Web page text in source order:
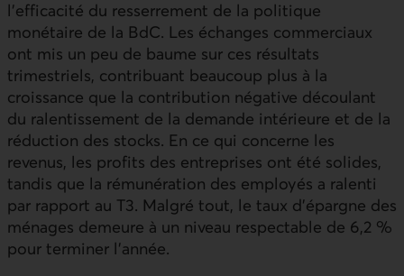
l’efficacité du resserrement de la politique
monétaire de la BdC. Les échanges commerciaux
ont mis un peu de baume sur ces résultats
trimestriels, contribuant beaucoup plus à la
croissance que la contribution négative découlant
du ralentissement de la demande intérieure et de la
réduction des stocks. En ce qui concerne les
revenus, les profits des entreprises ont été solides,
tandis que la rémunération des employés a ralenti
par rapport au T3. Malgré tout, le taux d’épargne des
ménages demeure à un niveau respectable de 6,2 %
pour terminer l’année.